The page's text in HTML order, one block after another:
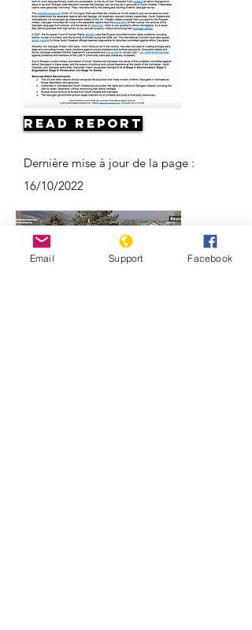
Read Report
Dernière mise à jour de la page :
16/10/2022
Email Support Facebook